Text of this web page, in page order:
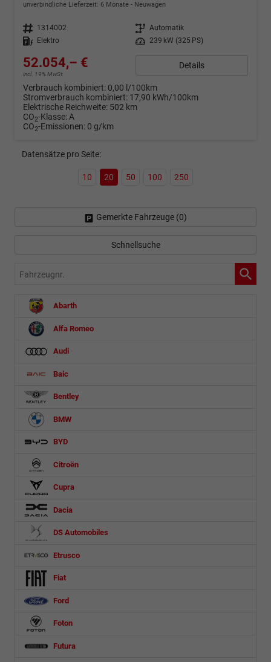
unverbindliche Lieferzeit: 6 Monate Neuwagen
Fahrzeugnr. 1314002 Getriebe Automatik
Kraftstoff
Elektro Leistung 239 kW (325 PS)
52.054,– €
incl. 19% MwSt.
Details
Verbrauch kombiniert: 0,00 l/100km
Stromverbrauch kombiniert: 17,90 kWh/100km
Elektrische Reichweite: 502 km
CO2-Klasse:A
CO2-Emissionen: 0 g/km
Datensätze pro Seite:
10 20 50 100 250
Gemerkte Fahrzeuge (0)
Schnellsuche
Fahrzeugnr.
Abarth
Alfa Romeo
Audi
Baic
Bentley
BMW
BYD
Citroën
Cupra
Dacia
DS Automobiles
Etrusco
Fiat
Ford
Foton
Futura